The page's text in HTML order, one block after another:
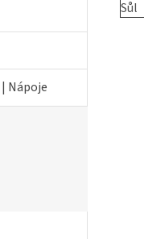
Nápoje
Sůl